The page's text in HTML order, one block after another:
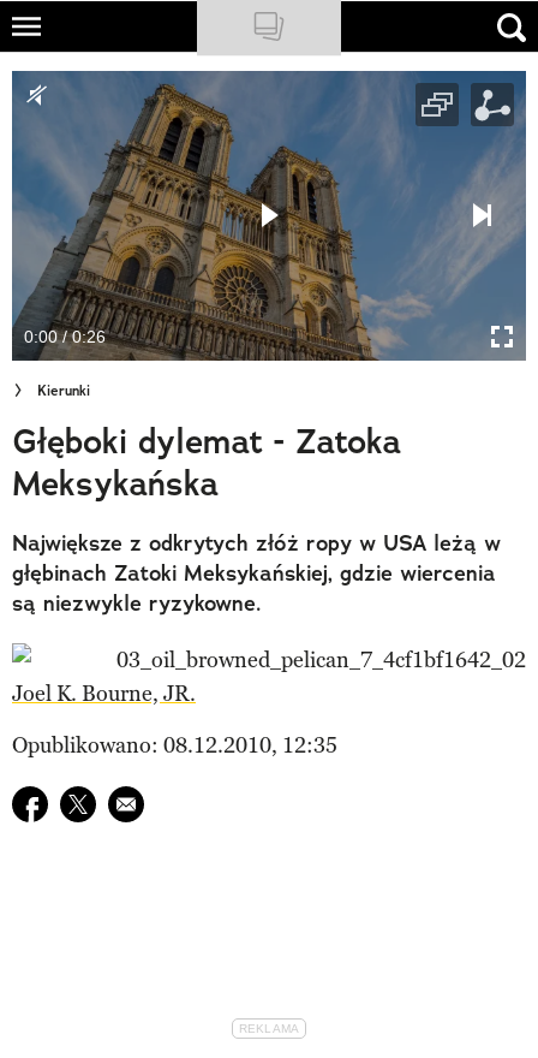
Skip
main
NATIONAL GEOGRAPHIC
PODCASTY
Sklep
Newsletter
Cuda Polski
Wielki Konkurs Fotograficzny
Trendbook Podróżniczy
Polecane
0:00 / 0:26
Kierunki
Głęboki dylemat - Zatoka
Meksykańska
Największe z odkrytych złóż ropy w USA leżą w
głębinach Zatoki Meksykańskiej, gdzie wiercenia
są niezwykle ryzykowne.
Joel K. Bourne, JR.
Opublikowano: 08.12.2010, 12:35
Udostępnij na facebook
Udostępnij na twitter
E-mail do przyjaciela